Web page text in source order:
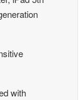
with